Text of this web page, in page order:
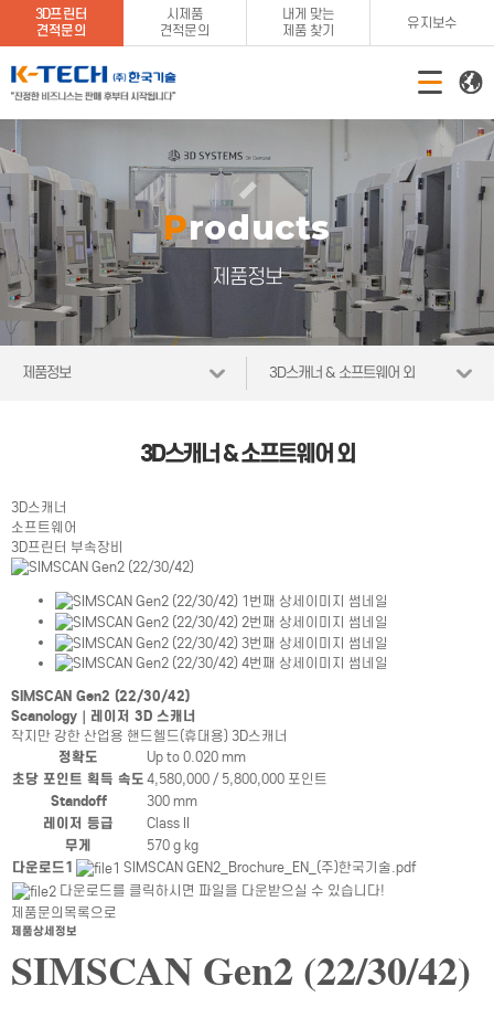
3D프린터
견적문의
시제품
견적문의
내게 맞는
제품 찾기
유지보수
Products
제품정보
제품정보 3D스캐너 & 소프트웨어 외
3D스캐너 & 소프트웨어 외
3D스캐너
소프트웨어
3D프린터 부속장비
SIMSCAN Gen2 (22/30/42)
Scanology｜레이저 3D 스캐너
작지만 강한 산업용 핸드헬드(휴대용) 3D스캐너
제품상세정보테이블
정확도 Up to 0.020 mm
초당 포인트 획득 속도 4,580,000 / 5,800,000 포인트
Standoff 300 mm
레이저 등급 Class II
무게 570 g kg
제품상세정보테이블
다운로드1
SIMSCAN GEN2_Brochure_EN_(주)한국기술.pdf
다운로드를 클릭하시면 파일을 다운받으실 수 있습니다!
제품문의 목록으로
제품상세정보
SIMSCAN Gen2 (22/30/42)